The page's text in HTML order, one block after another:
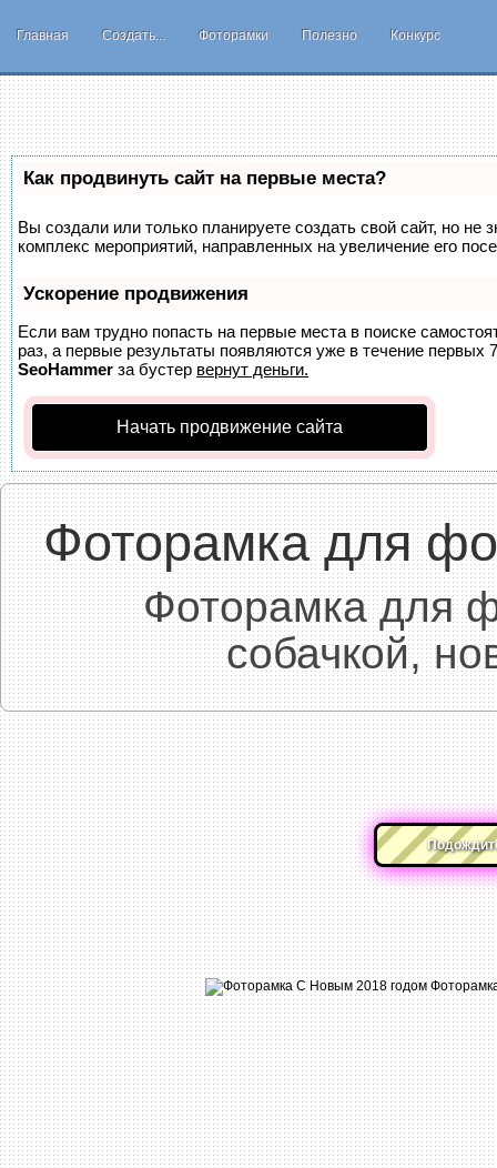
Главная Создать... Фоторамки Полезно Конкурс
Как продвинуть сайт на первые места?
Вы создали или только планируете создать свой сайт, но не
комплекс мероприятий, направленных на увеличение его
Ускорение продвижения
Если вам трудно попасть на первые места в поиске
раз, а первые результаты появляются уже в течение первых
SeoHammer за бустер вернут деньги.
Начать продвижение сайта
Фоторамка для
Фоторамка для
собачкой,